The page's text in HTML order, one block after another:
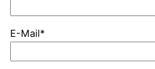
E-Mail*